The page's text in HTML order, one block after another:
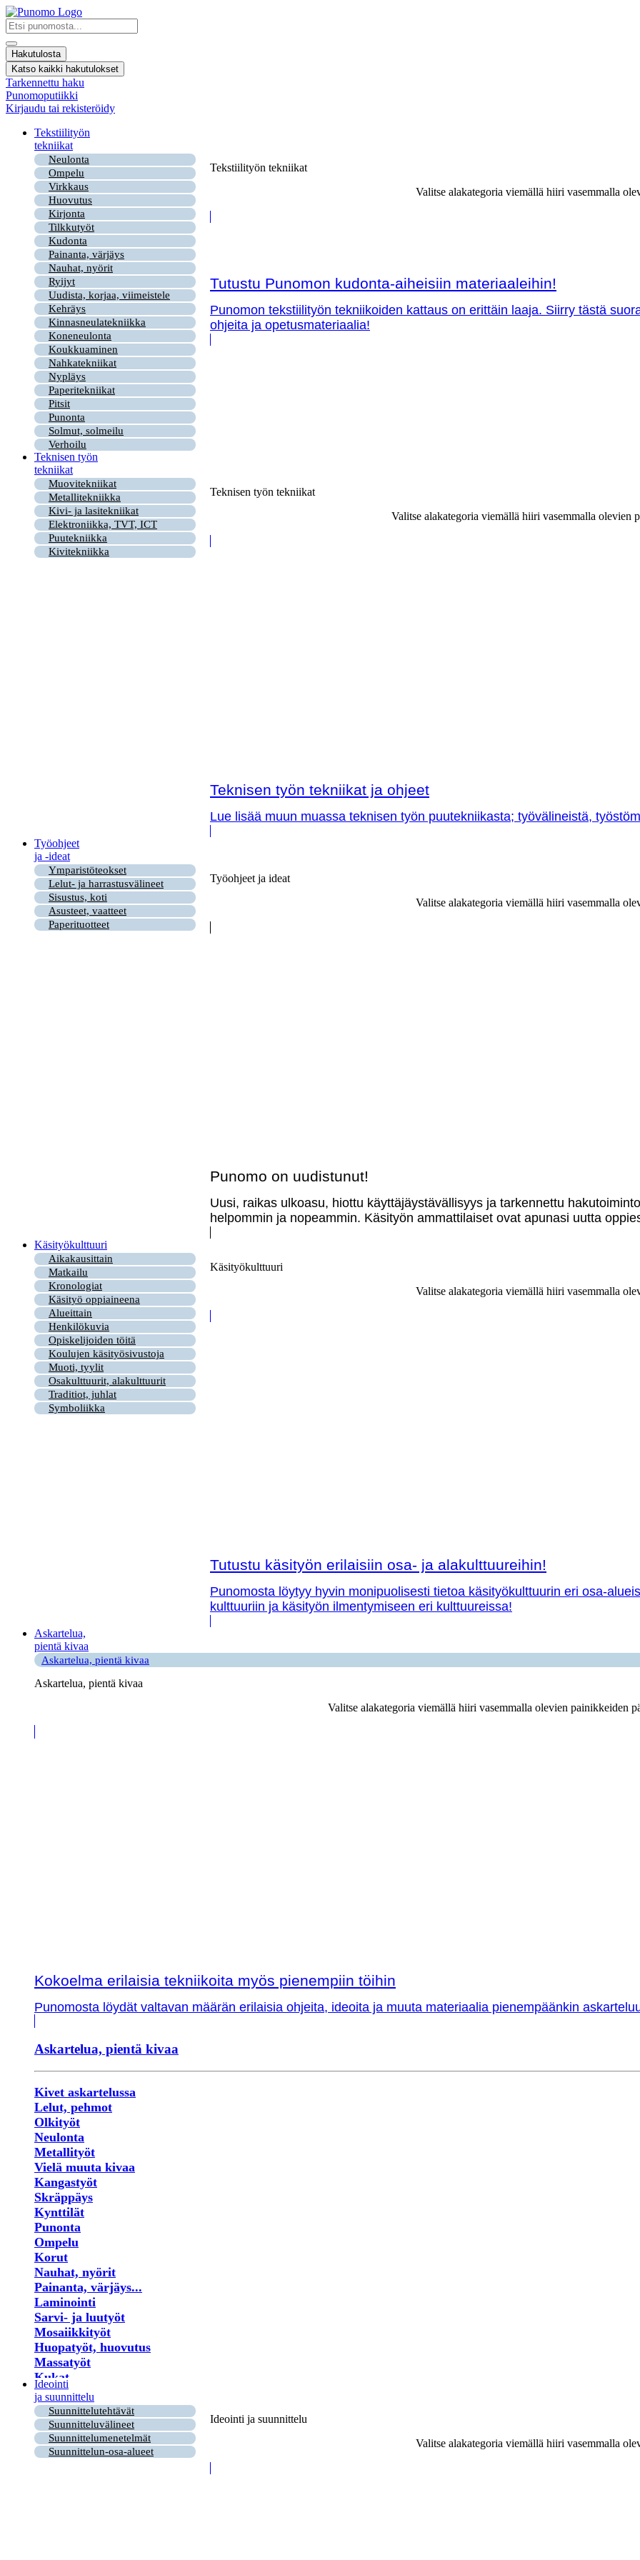
Mene
sisältöön
Search
...
Hakutulosta
Katso kaikki hakutulokset
Tarkennettu haku
Punomoputiikki
Kirjaudu tai rekisteröidy
Tekstiilityön
tekniikat
Neulonta
Ompelu
Virkkaus
Huovutus
Kirjonta
Tilkkutyöt
Kudonta
Painanta, värjäys
Nauhat, nyörit
Ryijyt
Uudista, korjaa, viimeistele
Kehräys
Kinnasneulatekniikka
Koneneulonta
Koukkuaminen
Nahkatekniikat
Nypläys
Paperitekniikat
Pitsit
Punonta
Solmut, solmeilu
Verhoilu
Tekstiilityön tekniikat
Valitse alakategoria viemällä hiiri vasemmalla
Tutustu Punomon kudonta-aiheisiin materiaaleihin!
Punomon tekstiilityön tekniikoiden kattaus on erittäin laaja. Siirry tästä
ohjeita ja opetusmateriaalia!
Teknisen työn
tekniikat
Muovitekniikat
Metallitekniikka
Kivi- ja lasitekniikat
Elektroniikka, TVT, ICT
Puutekniikka
Kivitekniikka
Teknisen työn tekniikat
Valitse alakategoria viemällä hiiri vasemmalla olevien
Teknisen työn tekniikat ja ohjeet
Lue lisää muun muassa teknisen työn puutekniikasta; työvälineistä,
Työohjeet
ja -ideat
Ymparistöteokset
Lelut- ja harrastusvälineet
Sisustus, koti
Asusteet, vaatteet
Paperituotteet
Työohjeet ja ideat
Valitse alakategoria viemällä hiiri vasemmalla
Punomo on uudistunut!
Uusi, raikas ulkoasu, hiottu käyttäjäystävällisyys ja tarkennettu
helpommin ja nopeammin. Käsityön ammattilaiset ovat apunasi uutta
Käsityökulttuuri
Aikakausittain
Matkailu
Kronologiat
Käsityö oppiaineena
Alueittain
Henkilökuvia
Opiskelijoiden töitä
Koulujen käsityösivustoja
Muoti, tyylit
Osakulttuurit, alakulttuurit
Traditiot, juhlat
Symboliikka
Käsityökulttuuri
Valitse alakategoria viemällä hiiri vasemmalla
Tutustu käsityön erilaisiin osa- ja alakulttuureihin!
Punomosta löytyy hyvin monipuolisesti tietoa käsityökulttuurin eri osa-
kulttuuriin ja käsityön ilmentymiseen eri kulttuureissa!
Askartelua,
pientä kivaa
Askartelua, pientä kivaa
Askartelua, pientä kivaa
Valitse alakategoria viemällä hiiri vasemmalla olevien painikkeiden
Kokoelma erilaisia tekniikoita myös pienempiin töihin
Punomosta löydät valtavan määrän erilaisia ohjeita, ideoita ja muuta materiaalia pienempäänkin
Askartelua, pientä kivaa
Kivet askartelussa
Lelut, pehmot
Olkityöt
Neulonta
Metallityöt
Vielä muuta kivaa
Kangastyöt
Skräppäys
Kynttilät
Punonta
Ompelu
Korut
Nauhat, nyörit
Painanta, värjäys...
Laminointi
Sarvi- ja luutyöt
Mosaiikkityöt
Huopatyöt, huovutus
Massatyöt
Kukat
Lastu- ja puutyöt
Virkkaus
Helmet
Puu- ja risutyöt
Paperi
Ideointi
ja suunnittelu
Suunnittelutehtävät
Suunnitteluvälineet
Suunnittelumenetelmät
Suunnittelun-osa-alueet
Ideointi ja suunnittelu
Valitse alakategoria viemällä hiiri vasemmalla